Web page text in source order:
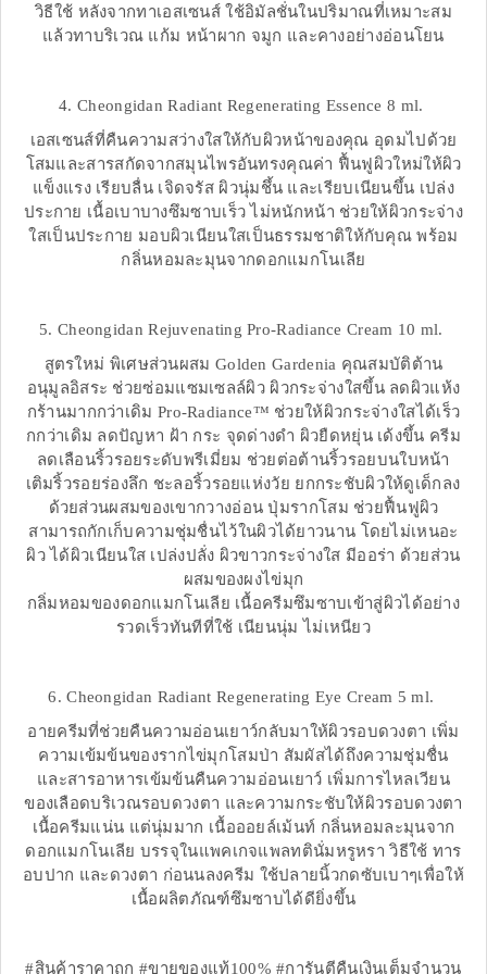
วิธีใช้ หลังจากทาเอสเซนส์ ใช้อิมัลชั่นในปริมาณที่เหมาะสม
แล้วทาบริเวณ แก้ม หน้าผาก จมูก และคางอย่างอ่อนโยน
4. Cheongidan Radiant Regenerating Essence 8 ml.
เอสเซนส์ที่คืนความสว่างใสให้กับผิวหน้าของคุณ อุดมไปด้วย
โสมและสารสกัดจากสมุนไพรอันทรงคุณค่า ฟื้นฟูผิวใหม่ให้ผิว
แข็งแรง เรียบลื่น เจิดจรัส ผิวนุ่มชึ้น และเรียบเนียนขึ้น เปล่ง
ประกาย เนื้อเบาบางซึมซาบเร็ว ไม่หนักหน้า ช่วยให้ผิวกระจ่าง
ใสเป็นประกาย มอบผิวเนียนใสเป็นธรรมชาติให้กับคุณ พร้อม
กลิ่นหอมละมุนจากดอกแมกโนเลีย
5. Cheongidan Rejuvenating Pro-Radiance Cream 10 ml.
สูตรใหม่ พิเศษส่วนผสม Golden Gardenia คุณสมบัติต้าน
อนุมูลอิสระ ช่วยซ่อมแซมเซลล์ผิว ผิวกระจ่างใสขึ้น ลดผิวแห้ง
กร้านมากกว่าเดิม Pro-Radiance™ ช่วยให้ผิวกระจ่างใสได้เร็ว
กกว่าเดิม ลดปัญหา ฝ้า กระ จุดด่างดำ ผิวยืดหยุ่น เด้งขึ้น ครีม
ลดเลือนริ้วรอยระดับพรีเมี่ยม ช่วยต่อต้านริ้วรอยบนใบหน้า
เติมริ้วรอยร่องลึก ชะลอริ้วรอยแห่งวัย ยกกระชับผิวให้ดูเด็กลง⁣⁣⁣⁣
ด้วยส่วนผสมของเขากวางอ่อน ปุ่มรากโสม ช่วยฟื้นฟูผิว
สามารถกักเก็บความชุ่มชื่นไว้ในผิวได้ยาวนาน โดยไม่เหนอะ
ผิว ได้ผิวเนียนใส เปล่งปลั่ง ผิวขาวกระจ่างใส มีออร่า ด้วยส่วน
ผสมของผงไข่มุก
กลิ่มหอมของดอกแมกโนเลีย เนื้อครีมซึมซาบเข้าสู่ผิวได้อย่าง
รวดเร็วทันทีที่ใช้ เนียนนุ่ม ไม่เหนียว
6. Cheongidan Radiant Regenerating Eye Cream 5 ml.
อายครีมที่ช่วยคืนความอ่อนเยาว์กลับมาให้ผิวรอบดวงตา เพิ่ม
ความเข้มข้นของรากไข่มุกโสมป่า สัมผัสได้ถึงความชุ่มชื่น
และสารอาหารเข้มข้นคืนความอ่อนเยาว์ เพิ่มการไหลเวียน
ของเลือดบริเวณรอบดวงตา และความกระชับให้ผิวรอบดวงตา
เนื้อครีมแน่น แต่นุ่มมาก เนื้อออยล์เม้นท์ กลิ่นหอมละมุนจาก
ดอกแมกโนเลีย บรรจุในแพคเกจแพลทตินั่มหรูหรา วิธีใช้ ทาร
อบปาก และดวงตา ก่อนนลงครีม ใช้ปลายนิ้วกดซับเบาๆเพื่อให้
เนื้อผลิตภัณฑ์ซึมซาบได้ดียิ่งขึ้น
#สินค้าราคาถูก #ขายของแท้100% #การันตีคืนเงินเต็มจำนวน